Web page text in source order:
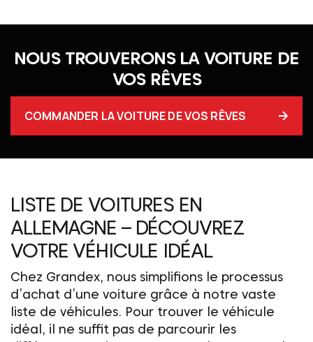
NOUS TROUVERONS LA VOITURE DE
VOS RÊVES
COMMANDER LA VOITURE DE VOS RÊVES
LISTE DE VOITURES EN
ALLEMAGNE – DÉCOUVREZ
VOTRE VÉHICULE IDÉAL
Chez Grandex, nous simplifions le processus
d’achat d’une voiture grâce à notre vaste
liste de véhicules. Pour trouver le véhicule
idéal, il ne suffit pas de parcourir les